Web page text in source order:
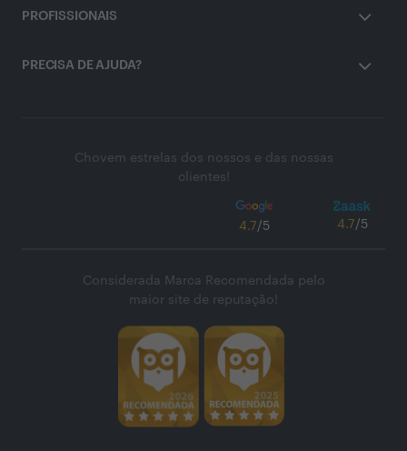
PROFISSIONAIS
PRECISA DE AJUDA?
Chovem estrelas dos nossos e das nossas
clientes!
4.7/5 4.7/5
Considerada Marca Recomendada pelo
maior site de reputação!